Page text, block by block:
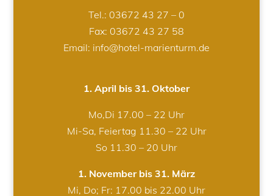
Tel.: 03672 43 27 – 0
Fax: 03672 43 27 58
Email: info@hotel-marienturm.de
1. April bis 31. Oktober
Mo,Di 17.00 – 22 Uhr
Mi-Sa, Feiertag 11.30 – 22 Uhr
So 11.30 – 20 Uhr
1. November bis 31. März
Mi, Do; Fr: 17.00 bis 22.00 Uhr